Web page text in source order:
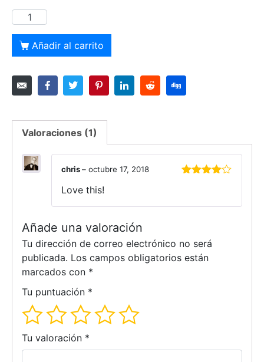
Añadir al carrito
Valoraciones (1)
chris– octubre 17, 2018
Love this!
Añade una valoración
Tu dirección de correo electrónico no será
publicada. Los campos obligatorios están
marcados con *
Tu puntuación *
Tu valoración *